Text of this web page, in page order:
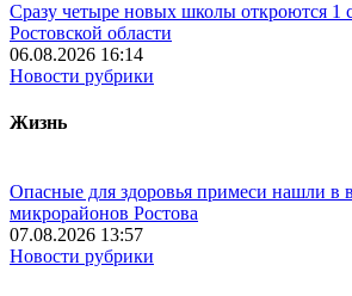
Сразу четыре новых школы откроются 1
Ростовской области
06.08.2026 16:14
Новости рубрики
Жизнь
Опасные для здоровья примеси нашли в
микрорайонов Ростова
07.08.2026 13:57
Новости рубрики